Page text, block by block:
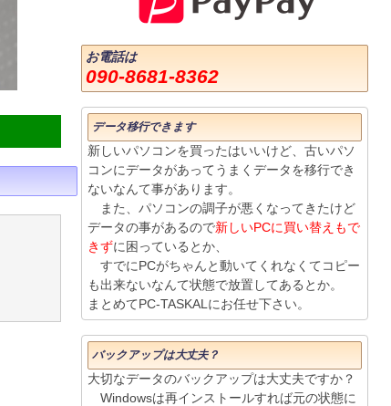
お電話は
090-8681-8362
データ移行できます
新しいパソコンを買ったはいいけど、古いパソ
コンにデータがあってうまくデータを移行でき
ないなんて事があります。
また、パソコンの調子が悪くなってきたけど
データの事があるので新しいPCに買い替えもで
きずに困っているとか、
すでにPCがちゃんと動いてくれなくてコピー
も出来ないなんて状態で放置してあるとか。
まとめてPC-TASKALにお任せ下さい。
バックアップは大丈夫？
大切なデータのバックアップは大丈夫ですか？
Windowsは再インストールすれば元の状態に